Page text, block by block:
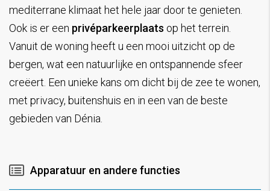
mediterrane klimaat het hele jaar door te genieten.
Ook is er een privéparkeerplaats op het terrein.
Vanuit de woning heeft u een mooi uitzicht op de
bergen, wat een natuurlijke en ontspannende sfeer
creëert. Een unieke kans om dicht bij de zee te wonen,
met privacy, buitenshuis en in een van de beste
gebieden van Dénia.
Apparatuur en andere functies